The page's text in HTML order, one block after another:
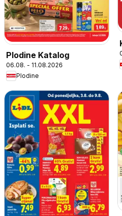
Plodine Katalog
06.08. - 11.08.2026
Plodine